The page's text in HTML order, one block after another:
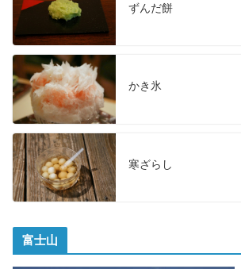
ずんだ餅
かき氷
寒ざらし
富士山